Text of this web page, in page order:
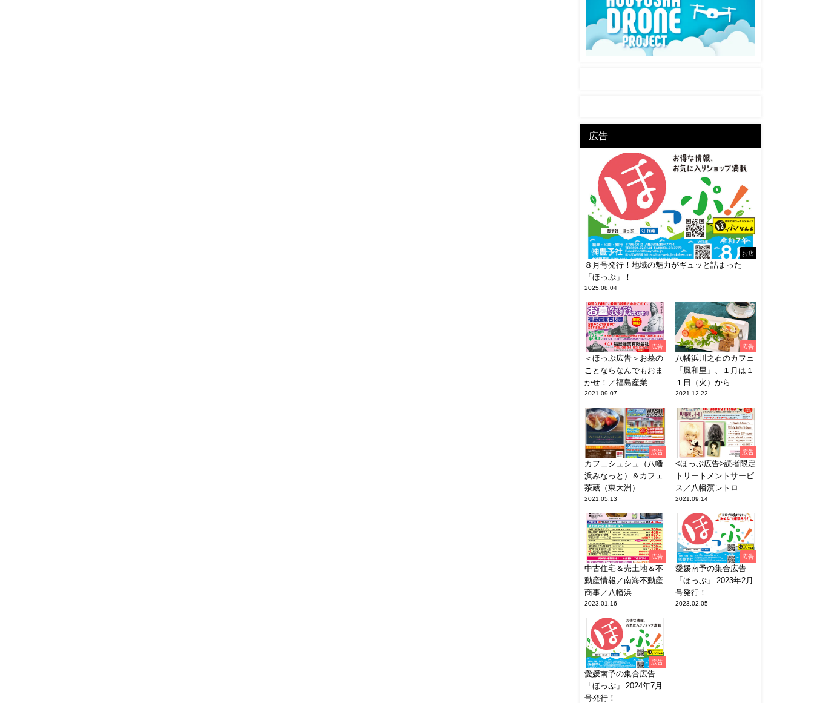
広告
お店
８月号発行！地域の魅力がギュッと詰まった
「ほっぷ」！
2025.08.04
広告
＜ほっぷ広告＞お墓の
ことならなんでもおま
かせ！／福島産業
2021.09.07
広告
八幡浜川之石のカフェ
「風和里」、１月は１
１日（火）から
2021.12.22
広告
カフェシュシュ（八幡
浜みなっと）＆カフェ
茶蔵（東大洲）
2021.05.13
広告
<ほっぷ広告>読者限定
トリートメントサービ
ス／八幡濱レトロ
2021.09.14
広告
中古住宅＆売土地＆不
動産情報／南海不動産
商事／八幡浜
2023.01.16
広告
愛媛南予の集合広告
「ほっぷ」 2023年2月
号発行！
2023.02.05
広告
愛媛南予の集合広告
「ほっぷ」 2024年7月
号発行！